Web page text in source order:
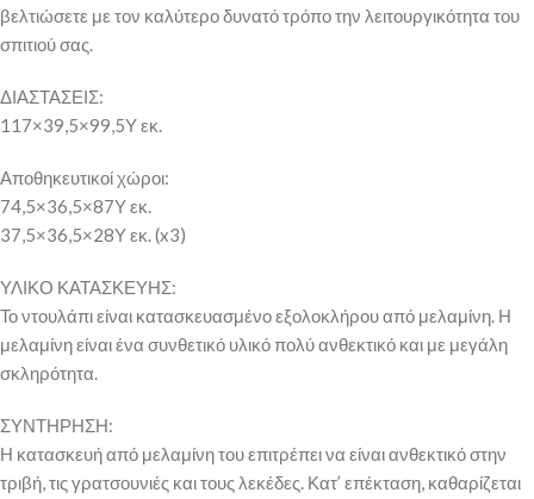
βελτιώσετε με τον καλύτερο δυνατό τρόπο την λειτουργικότητα του
σπιτιού σας.
ΔΙΑΣΤΑΣΕΙΣ:
117×39,5×99,5Υ εκ.
Αποθηκευτικοί χώροι:
74,5×36,5×87Υ εκ.
37,5×36,5×28Υ εκ. (x3)
ΥΛΙΚΟ ΚΑΤΑΣΚΕΥΗΣ:
Το ντουλάπι είναι κατασκευασμένο εξολοκλήρου από μελαμίνη. Η
μελαμίνη είναι ένα συνθετικό υλικό πολύ ανθεκτικό και με μεγάλη
σκληρότητα.
ΣΥΝΤΗΡΗΣΗ:
Η κατασκευή από μελαμίνη του επιτρέπει να είναι ανθεκτικό στην
τριβή, τις γρατσουνιές και τους λεκέδες. Κατ’ επέκταση, καθαρίζεται